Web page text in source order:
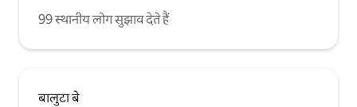
99 स्थानीय लोग सुझाव देते हैं
बालुटा बे